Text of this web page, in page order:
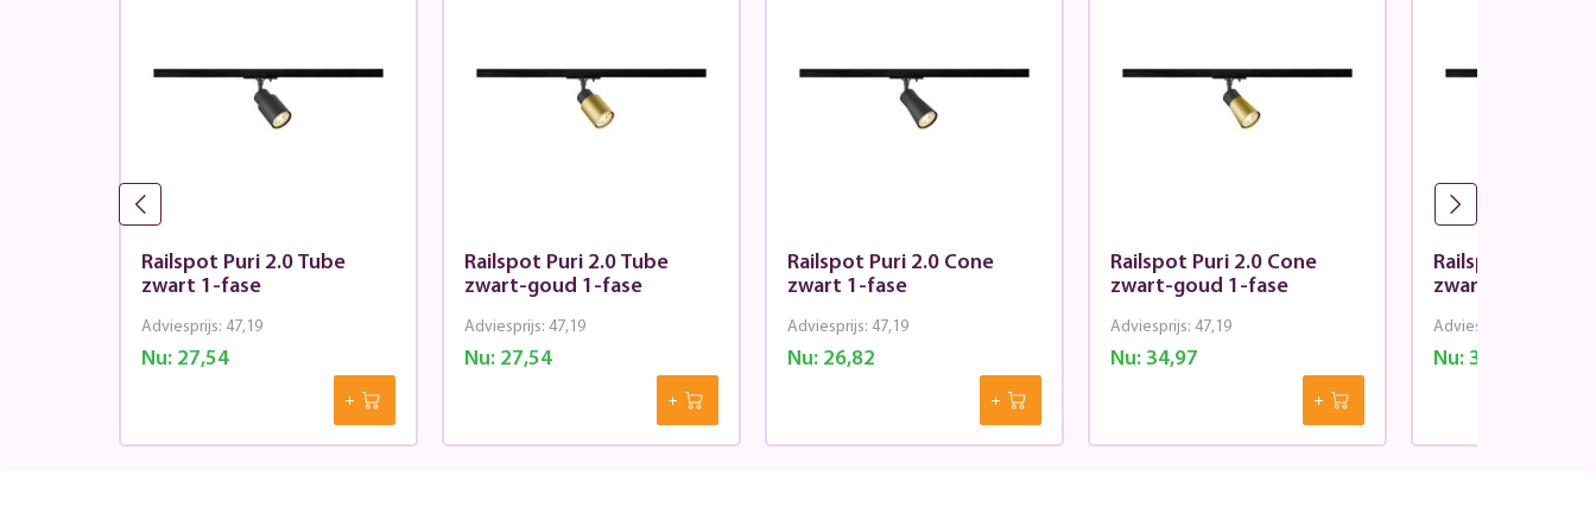
Railspot Puri 2.0 Tube
zwart 1-fase
Nu: 27,54
Adviesprijs: 47,19
Railspot Puri 2.0 Tube
zwart-goud 1-fase
Nu: 27,54
Adviesprijs: 47,19
Railspot Puri 2.0 Cone
zwart 1-fase
Nu: 26,82
Adviesprijs: 47,19
Railspot Puri 2.0 Cone
zwart-goud 1-fase
Nu: 34,97
Adviesprijs: 47,19
Railspot Puri 2.0
zwart-goud 1-
Nu: 34,97
Adviesprijs: